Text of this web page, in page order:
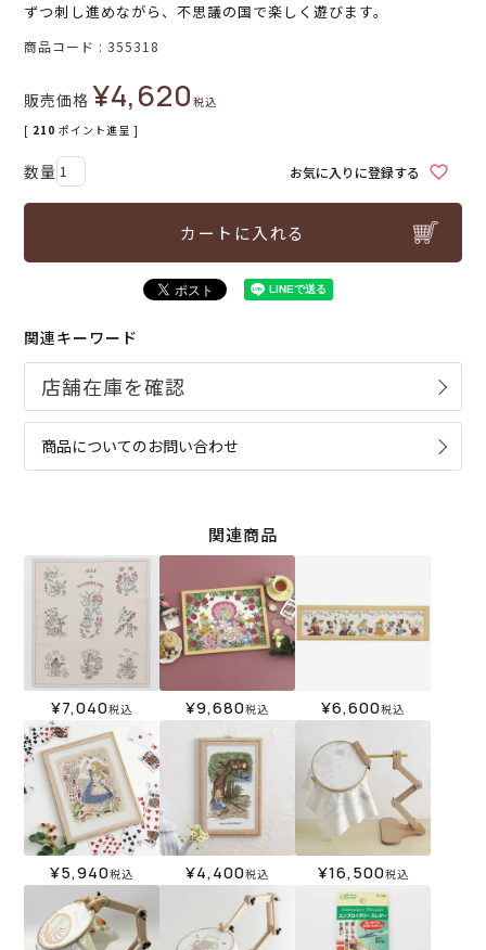
ずつ刺し進めながら、不思議の国で楽しく遊びます。
商品コード 355318
販売価格 ¥4,620税込
[ 210 ポイント進呈 ]
お気に入りに登録する
カートに入れる
関連キーワード
商品についてのお問い合わせ
関連商品
¥7,040税込 ¥9,680税込 ¥6,600税込
¥5,940税込 ¥4,400税込 ¥16,500税込